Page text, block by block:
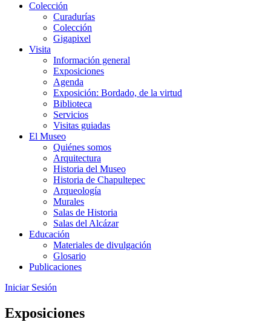
Colección
Curadurías
Colección
Gigapixel
Visita
Información general
Exposiciones
Agenda
Exposición: Bordado, de la virtud
Biblioteca
Servicios
Visitas guiadas
El Museo
Quiénes somos
Arquitectura
Historia del Museo
Historia de Chapultepec
Arqueología
Murales
Salas de Historia
Salas del Alcázar
Educación
Materiales de divulgación
Glosario
Publicaciones
Iniciar Sesión
Exposiciones